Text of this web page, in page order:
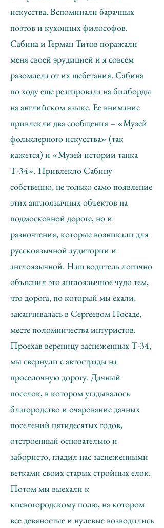
искусства. Вспоминали барачных
поэтов и кухонных философов.
Сабина и Герман Титов поражали
меня своей эрудицией и я совсем
разомлела от их щебетания. Сабина
по ходу еще реагировала на билборды
на английском языке. Ее внимание
привлекли два сообщения – «Музей
фольклерного искусства» (так
кажется) и «Музей истории танка
Т-34». Привлекло Сабину
собственно, не только само появление
этих англоязычных объектов на
подмосковной дороге, но и
разночтения, которые возникали для
русскоязычной аудитории и
англоязычной. Наш водитель логично
объяснил это англоязычное чудо тем,
что дорога, по который мы ехали,
заканчивалась в Сергеевом Посаде,
месте поломничества интуристов.
Проехав вереницу заснеженных Т-34,
мы свернули с автострады на
проселочную дорогу. Дачный
поселок, в котором угадывалось
благородство и очарование дачных
поселений пятидесятых годов,
отстроенный основательно и
забористо, гладил нас заснеженными
ветками своих старых стройных елок.
Потом мы выехали к
киевогородскому полю, на котором
все девяностые и нулевые возводились